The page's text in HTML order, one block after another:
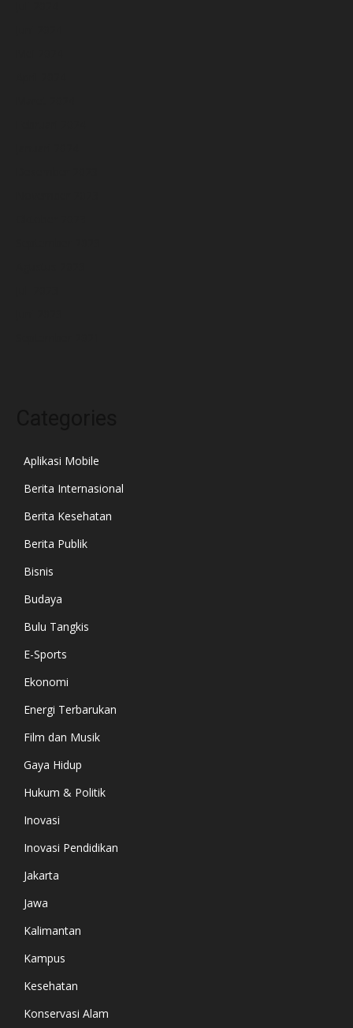
Aplikasi Mobile
Berita Internasional
Berita Kesehatan
Berita Publik
Bisnis
Budaya
Bulu Tangkis
E-Sports
Ekonomi
Energi Terbarukan
Film dan Musik
Gaya Hidup
Hukum & Politik
Inovasi
Inovasi Pendidikan
Jakarta
Jawa
Kalimantan
Kampus
Kesehatan
Konservasi Alam